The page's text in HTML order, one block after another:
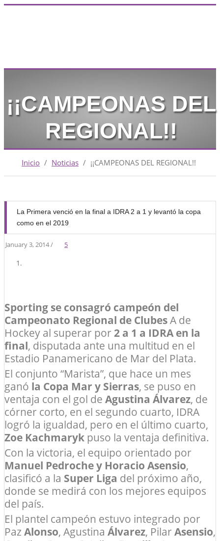
¡¡CAMPEONAS DEL
REGIONAL!!
Inicio / Noticias / ¡¡CAMPEONAS DEL REGIONAL!!
La Primera venció en la final a IDRA 2 a 1 y levantó la copa
como en el 2019
January 3, 2014 / 5
Sporting se consagró campeón del
Campeonato Regional de ClubesA de
Hockey al superar por 2 a 1 a IDRA en la
final, disputada ante una multitud en el
Estadio Panamericano de Mar del Plata.
El conjunto “Marista”, que hace un mes
ganó la Copa Mar y Sierras, se puso en
ventaja con el gol de Agustina Álvarez, de
córner corto, en el segundo cuarto, IDRA
logró la igualdad, pero en el último cuarto,
Zoe Kachmaryk puso la ventaja definitiva.
Con la victoria, el equipo orientado por
Manuel Pedroche y Horacio Asensio,
clasificó a la Super Liga del próximo año,
donde se medirá con los mejores equipos
del país.
El plantel campeón estuvo integrado por
Paz Alonso, Agustina Álvarez, PilarAsensio,